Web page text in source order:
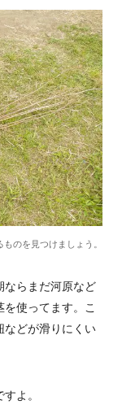
のを見つけましょう。
ならまだ河原など
使ってます。こ
などが滑りにくい
よ。